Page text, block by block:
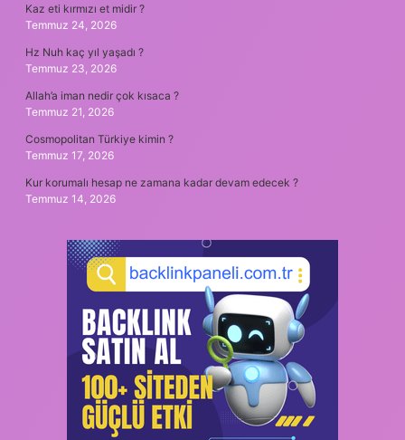
Kaz eti kırmızı et midir ?
Temmuz 24, 2026
Hz Nuh kaç yıl yaşadı ?
Temmuz 23, 2026
Allah’a iman nedir çok kısaca ?
Temmuz 21, 2026
Cosmopolitan Türkiye kimin ?
Temmuz 17, 2026
Kur korumalı hesap ne zamana kadar devam edecek ?
Temmuz 14, 2026